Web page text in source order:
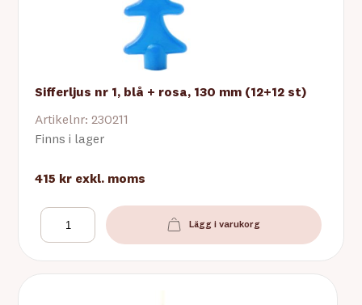
Sifferljus nr 1, blå + rosa, 130 mm (12+12 st)
Artikelnr: 230211
Finns i lager
415 kr exkl. moms
Lägg i varukorg